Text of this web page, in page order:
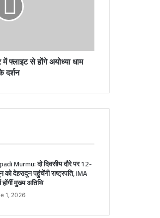
फ्लाइट से होंगे अयोध्या धाम
दर्शन
Murmu: दो दिवसीय दौरे पर 12-
देहरादून पहुंचेंगी राष्ट्रपति, IMA
मुख्य अतिथि
1, 2026